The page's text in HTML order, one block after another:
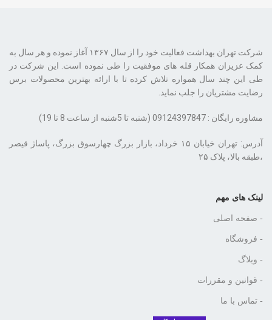
شرکت تهران بهداشت فعالیت خود را از سال ۱۳۶۷ آغاز نموده و هر سال به
کمک عزیزان همکار قله های موفقیت را طی نموده است. این شرکت در
طی این چند سال همواره تلاش کرده تا با ارائه بهترین محصولات برس
رضایت مشتریان را جلب نماید.
مشاوره رایگان : 09124397847 (شنبه تا 5شنبه از ساعت 8 تا 19)
،طبقه بالا، پلاک ۲۵
لینک های مهم
- صفحه اصلی
- فروشگاه
- وبلاگ
- قوانین و مقررات
- تماس با ما